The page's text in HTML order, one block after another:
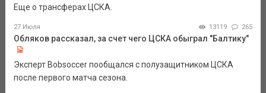
Еще о трансферах ЦСКА.
27 Июля 13119 265
Обляков рассказал, за счет чего ЦСКА обыграл "Балтику"
Эксперт Bobsoccer пообщался с полузащитником ЦСКА
после первого матча сезона.